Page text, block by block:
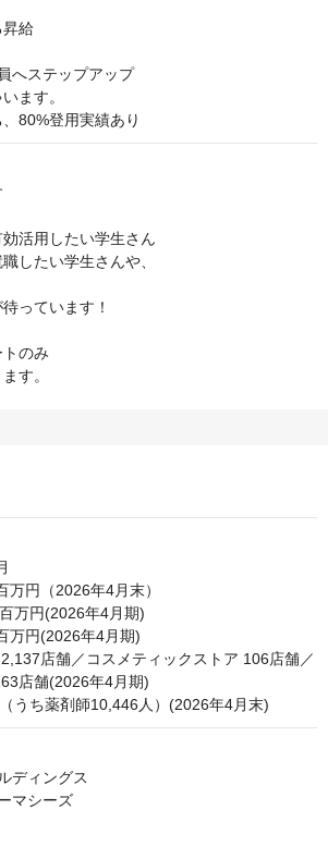
昇給
へステップアップ
ます。
80%登用実績あり
活用したい学生さん
したい学生さんや、
っています！
のみ
す。
円（2026年4月末）
万円(2026年4月期)
万円(2026年4月期)
店舗／コスメティックストア 106店舗／
店舗(2026年4月期)
うち薬剤師10,446人）(2026年4月末)
ディングス
マシーズ